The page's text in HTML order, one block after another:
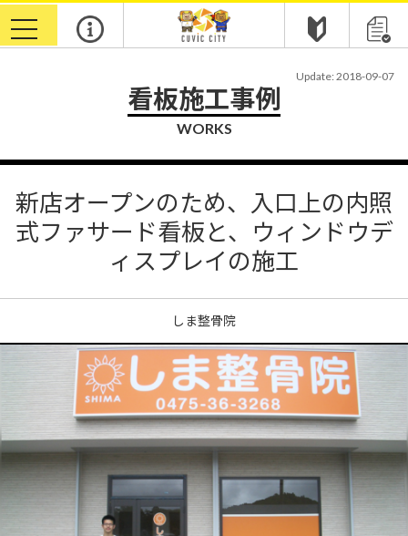
toggle
navigation
Update: 2018-09-07
看板施工事例
WORKS
新店オープンのため、入口上の内照
式ファサード看板と、ウィンドウデ
ィスプレイの施工
しま整骨院